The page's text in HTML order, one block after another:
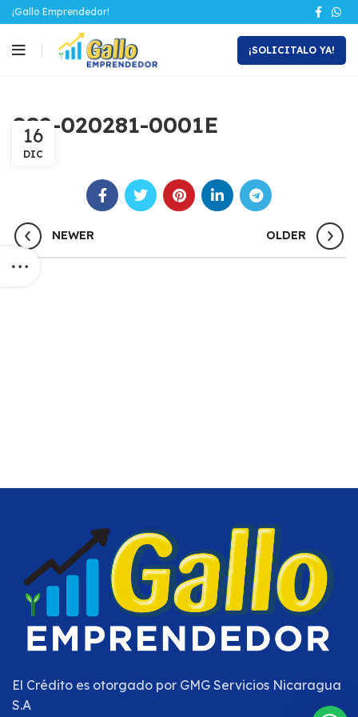
¡Gallo Emprendedor!
¡SOLICITALO YA!
082-020281-0001E
16
DIC
NEWER OLDER
El Crédito es otorgado por GMG Servicios Nicaragua
S.A